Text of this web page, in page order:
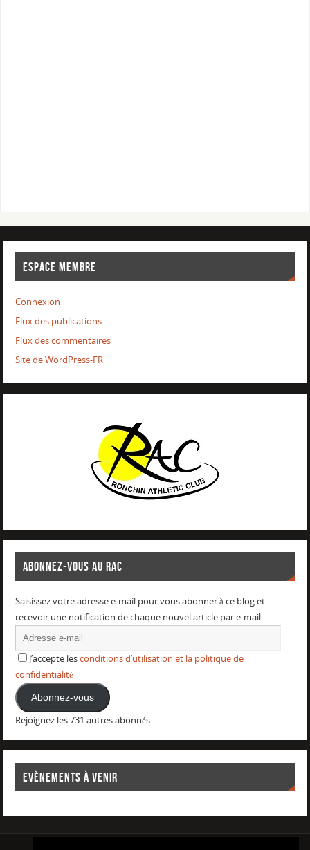
ESPACE MEMBRE
Connexion
Flux des publications
Flux des commentaires
Site de WordPress-FR
ABONNEZ-VOUS AU RAC
Saisissez votre adresse e-mail pour vous abonner à ce blog et
recevoir une notification de chaque nouvel article par e-mail.
J’accepte lesconditions d’utilisation et la politique de
confidentialité
Abonnez-vous
Rejoignez les 731 autres abonnés
EVÈNEMENTS À VENIR